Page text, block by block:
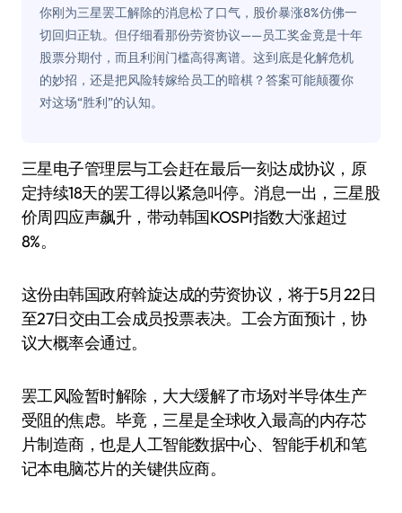
你刚为三星罢工解除的消息松了口气，股价暴涨8%仿佛一
切回归正轨。但仔细看那份劳资协议——员工奖金竟是十年
股票分期付，而且利润门槛高得离谱。这到底是化解危机
的妙招，还是把风险转嫁给员工的暗棋？答案可能颠覆你
对这场“胜利”的认知。
三星电子管理层与工会赶在最后一刻达成协议，原
定持续18天的罢工得以紧急叫停。消息一出，三星股
价周四应声飙升，带动韩国KOSPI指数大涨超过
8%。
这份由韩国政府斡旋达成的劳资协议，将于5月22日
至27日交由工会成员投票表决。工会方面预计，协
议大概率会通过。
罢工风险暂时解除，大大缓解了市场对半导体生产
受阻的焦虑。毕竟，三星是全球收入最高的内存芯
片制造商，也是人工智能数据中心、智能手机和笔
记本电脑芯片的关键供应商。